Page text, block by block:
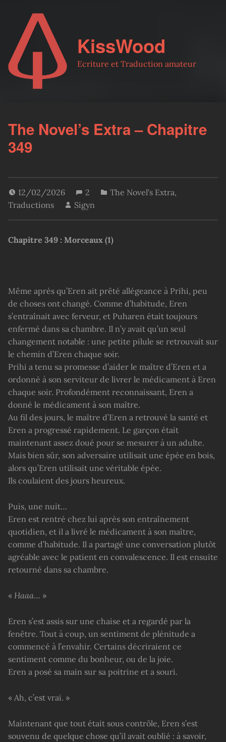
KissWood
Ecriture et Traduction amateur
The Novel’s Extra – Chapitre
349
12/02/2026 2 The Novel's Extra,
Traductions
Sigyn
Chapitre 349 : Morceaux (1)
Même après qu’Eren ait prêté allégeance à Prihi, peu
de choses ont changé. Comme d’habitude, Eren
s’entraînait avec ferveur, et Puharen était toujours
enfermé dans sa chambre. Il n’y avait qu’un seul
changement notable : une petite pilule se retrouvait sur
le chemin d’Eren chaque soir.
Prihi a tenu sa promesse d’aider le maître d’Eren et a
ordonné à son serviteur de livrer le médicament à Eren
chaque soir. Profondément reconnaissant, Eren a
donné le médicament à son maître.
Au fil des jours, le maître d’Eren a retrouvé la santé et
Eren a progressé rapidement. Le garçon était
maintenant assez doué pour se mesurer à un adulte.
Mais bien sûr, son adversaire utilisait une épée en bois,
alors qu’Eren utilisait une véritable épée.
Ils coulaient des jours heureux.
Puis, une nuit…
Eren est rentré chez lui après son entraînement
quotidien, et il a livré le médicament à son maître,
comme d’habitude. Il a partagé une conversation plutôt
agréable avec le patient en convalescence. Il est ensuite
retourné dans sa chambre.
« Haaa… »
Eren s’est assis sur une chaise et a regardé par la
fenêtre. Tout à coup, un sentiment de plénitude a
commencé à l’envahir. Certains décriraient ce
sentiment comme du bonheur, ou de la joie.
Eren a posé sa main sur sa poitrine et a souri.
« Ah, c’est vrai. »
Maintenant que tout était sous contrôle, Eren s’est
souvenu de quelque chose qu’il avait oublié : à savoir,